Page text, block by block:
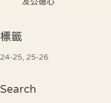
友公德心
標籤
24-25 25-26
Search